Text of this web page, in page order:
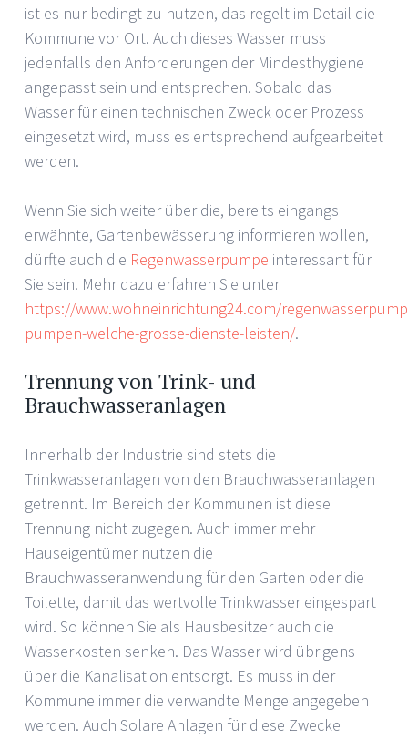
ist es nur bedingt zu nutzen, das regelt im Detail die
Kommune vor Ort. Auch dieses Wasser muss
jedenfalls den Anforderungen der Mindesthygiene
angepasst sein und entsprechen. Sobald das
Wasser für einen technischen Zweck oder Prozess
eingesetzt wird, muss es entsprechend aufgearbeitet
werden.
Wenn Sie sich weiter über die, bereits eingangs
erwähnte, Gartenbewässerung informieren wollen,
dürfte auch die Regenwasserpumpe interessant für
Sie sein. Mehr dazu erfahren Sie unter
https://www.wohneinrichtung24.com/
pumpen-welche-grosse-dienste-leisten/.
Trennung von Trink- und
Brauchwasseranlagen
Innerhalb der Industrie sind stets die
Trinkwasseranlagen von den Brauchwasseranlagen
getrennt. Im Bereich der Kommunen ist diese
Trennung nicht zugegen. Auch immer mehr
Hauseigentümer nutzen die
Brauchwasseranwendung für den Garten oder die
Toilette, damit das wertvolle Trinkwasser eingespart
wird. So können Sie als Hausbesitzer auch die
Wasserkosten senken. Das Wasser wird übrigens
über die Kanalisation entsorgt. Es muss in der
Kommune immer die verwandte Menge angegeben
werden. Auch Solare Anlagen für diese Zwecke